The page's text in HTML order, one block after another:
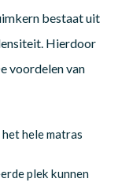
bestaat uit
Hierdoor
voordelen van
hele matras
plek kunnen